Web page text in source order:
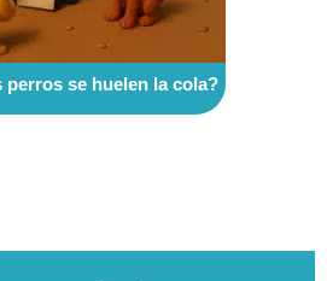
perros se huelen la cola?